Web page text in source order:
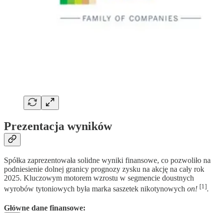
Prezentacja wyników
Spółka zaprezentowała solidne wyniki finansowe, co pozwoliło na
podniesienie dolnej granicy prognozy zysku na akcję na cały rok
2025. Kluczowym motorem wzrostu w segmencie doustnych
wyrobów tytoniowych była marka saszetek nikotynowych on! [1].
Główne dane finansowe: